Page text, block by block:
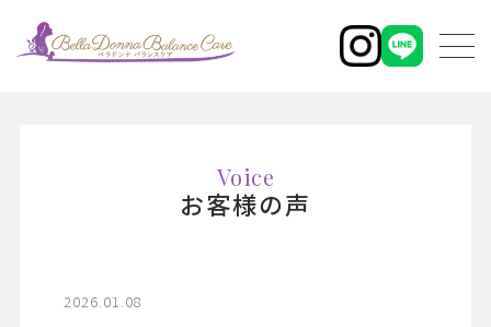
Voice
お客様の声
2026.01.08